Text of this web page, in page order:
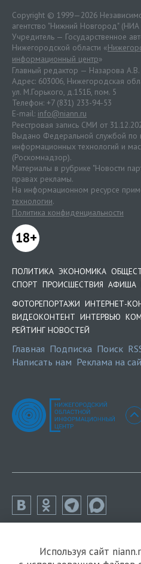
Copyright © 1999—2026
агентство "Нижний Новгород"
Учредитель — Государственное
Нижегородской области «
информационный центр»
Главный редактор — Назарова А.В.
Адрес: 603006, Нижегородская
ул. М.Горького, д.151Б, пом. 5
Телефон: +7 (831) 233-94-53
E-mail: info@niann.ru
Реестровая запись СМИ от
Выдано Федеральной службой по
информационных технологий и
(Роскомнадзор).
Материалы в рубрике "Новости
правах рекламы.
На информационном ресурсе
технологии.
Политика конфиденциальности
18+
ПОЛИТИКА ЭКОНОМИКА
СПОРТ ПРОИСШЕСТВИЯ АФИША
ФОТОРЕПОРТАЖИ ИНТЕРНЕТ-
ВИДЕОКОНТЕНТ ИНТЕРВЬЮ
РЕЙТИНГ НОВОСТЕЙ
Главная Подписка Поиск
Написать нам Реклама на
Используя сайт